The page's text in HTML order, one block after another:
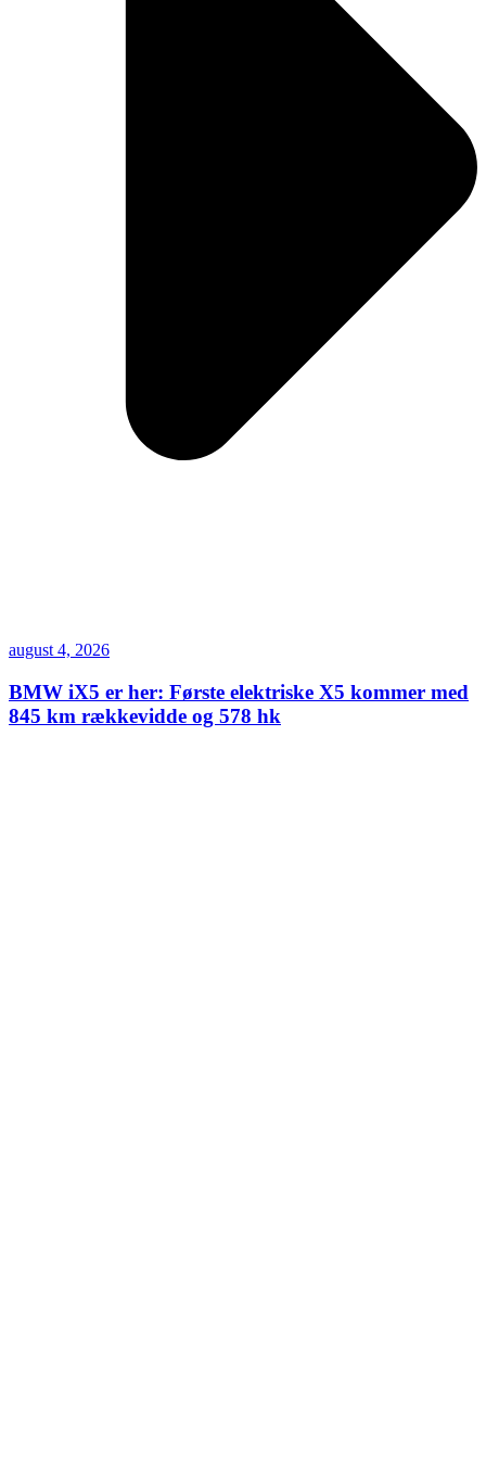
august 4, 2026
BMW iX5 er her: Første elektriske X5 kommer med
845 km rækkevidde og 578 hk